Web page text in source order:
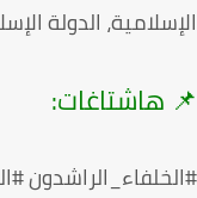
الدولة